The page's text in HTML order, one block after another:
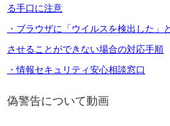
る手口に注意
・ブラウザに「ウイルスを検出した」
させることができない場合の対応手順
・情報セキュリティ安心相談窓口
偽警告について動画